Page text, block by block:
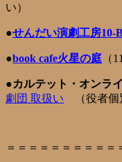
い）
●せんだい演劇工房10-
●book cafe火星の庭 （
●カルテット・オンラ
劇団 取扱い
（役者
＝＝＝＝＝＝＝＝＝＝